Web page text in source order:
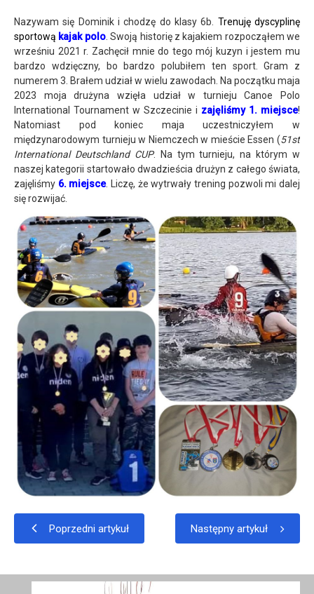
Nazywam się Dominik i chodzę do klasy 6b. Trenuję dyscyplinę
sportową kajak polo. Swoją historię z kajakiem rozpocząłem we
wrześniu 2021 r. Zachęcił mnie do tego mój kuzyn i jestem mu
bardzo wdzięczny, bo bardzo polubiłem ten sport. Gram z
numerem 3. Brałem udział w wielu zawodach. Na początku maja
2023 moja drużyna wzięła udział w turnieju Canoe Polo
International Tournament w Szczecinie i zajęliśmy 1. miejsce!
Natomiast pod koniec maja uczestniczyłem w
międzynarodowym turnieju w Niemczech w mieście Essen (51st
International Deutschland CUP. Na tym turnieju, na którym w
naszej kategorii startowało dwadzieścia drużyn z całego świata,
zajęliśmy 6. miejsce. Liczę, że wytrwały trening pozwoli mi dalej
się rozwijać.
Poprzedni artykuł Następny artykuł